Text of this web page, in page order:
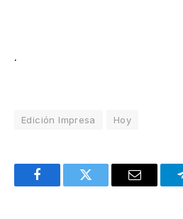
.
Edición Impresa Hoy
FacebookTwitter Email